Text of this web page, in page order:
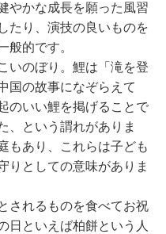
やかな成長を願った風習
たり、演技の良いものを
般的です。
いのぼり。鯉は「滝を登
国の故事になぞらえて
のいい鯉を掲げることで
、という謂れがありま
もあり、これらは子ども
りとしての意味がありま
されるものを食べてお祝
日といえば柏餅という人